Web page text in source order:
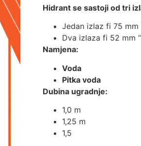
Hidrant se sastoji od tri
Jedan izlaz fi 75 mm
Dva izlaza fi 52 mm
Namjena:
Voda
Pitka voda
Dubina ugradnje:
1,0 m
1,25 m
1,5